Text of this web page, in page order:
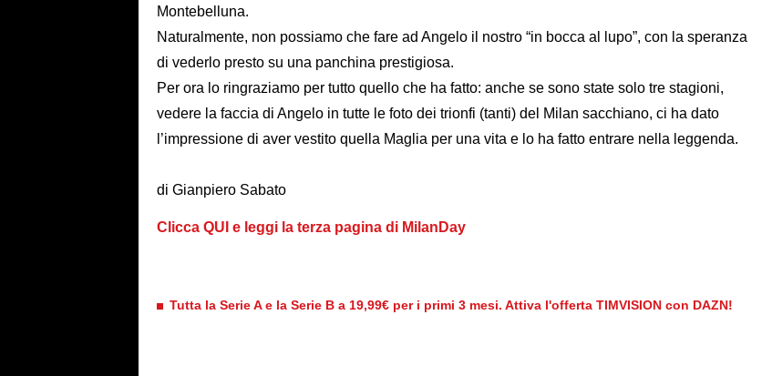
Montebelluna.
Naturalmente, non possiamo che fare ad Angelo il nostro “in bocca al lupo”, con la speranza
di vederlo presto su una panchina prestigiosa.
Per ora lo ringraziamo per tutto quello che ha fatto: anche se sono state solo tre stagioni,
vedere la faccia di Angelo in tutte le foto dei trionfi (tanti) del Milan sacchiano, ci ha dato
l’impressione di aver vestito quella Maglia per una vita e lo ha fatto entrare nella leggenda.
di Gianpiero Sabato
Clicca QUI e leggi la terza pagina di MilanDay
Tutta la Serie A e la Serie B a 19,99€ per i primi 3 mesi. Attiva l'offerta TIMVISION con DAZN!